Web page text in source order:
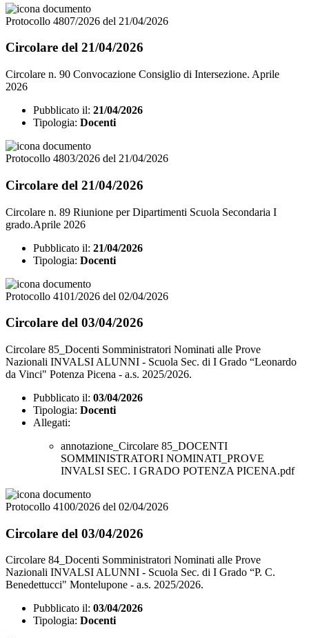
Protocollo 4807/2026 del 21/04/2026
Circolare del 21/04/2026
Circolare n. 90 Convocazione Consiglio di Intersezione. Aprile
2026
Pubblicato il: 21/04/2026
Tipologia: Docenti
Protocollo 4803/2026 del 21/04/2026
Circolare del 21/04/2026
Circolare n. 89 Riunione per Dipartimenti Scuola Secondaria I
grado.Aprile 2026
Pubblicato il: 21/04/2026
Tipologia: Docenti
Protocollo 4101/2026 del 02/04/2026
Circolare del 03/04/2026
Circolare 85_Docenti Somministratori Nominati alle Prove
Nazionali INVALSI ALUNNI - Scuola Sec. di I Grado “Leonardo
da Vinci" Potenza Picena - a.s. 2025/2026.
Pubblicato il: 03/04/2026
Tipologia: Docenti
Allegati:
annotazione_Circolare 85_DOCENTI
SOMMINISTRATORI NOMINATI_PROVE
INVALSI SEC. I GRADO POTENZA PICENA.pdf
Protocollo 4100/2026 del 02/04/2026
Circolare del 03/04/2026
Circolare 84_Docenti Somministratori Nominati alle Prove
Nazionali INVALSI ALUNNI - Scuola Sec. di I Grado “P. C.
Benedettucci" Montelupone - a.s. 2025/2026.
Pubblicato il: 03/04/2026
Tipologia: Docenti